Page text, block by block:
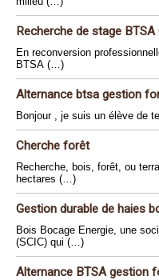
Recherche de stage BTSA
En reconversion
BTSA (…)
Alternance btsa gestion
Bonjour , je suis un élève de
Cherche forêt
Recherche, bois, forêt, ou
hectares (…)
Gestion durable de haies
Bois Bocage Energie, une
(SCIC) qui (…)
Alternance BTSA gestion